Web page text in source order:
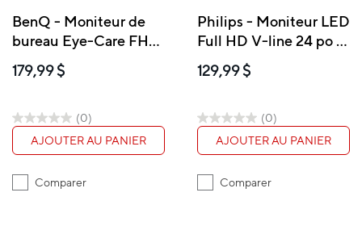
BenQ - Moniteur de
bureau Eye-Care FHD
1080p de 23,8 po
179,99 $
(0)
AJOUTER AU PANIER
Comparer
Philips - Moniteur LED
Full HD V-line 24 po -
241V8LBS
129,99 $
(0)
AJOUTER AU PANIER
Comparer